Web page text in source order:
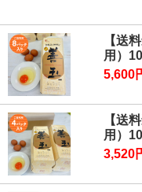
【送
用）
5,600
【送
用）
3,520